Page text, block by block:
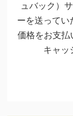
ュバック）
ーを送ってい
価格をお支
キャッ